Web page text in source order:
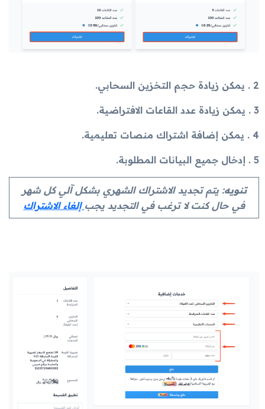
2 . يمكن زيادة حجم التخزين السحابي.
3 . يمكن زيادة عدد القاعات الافتراضية.
4 . يمكن إضافة اشتراك منصات تعليمية.
5 . إدخال جميع البيانات المطلوبة.
تنويه: يتم تجديد الاشتراك الشهري بشكل آلي كل شهر
في حال كنت لا ترغب في التجديد يجب إلغاء الاشتراك